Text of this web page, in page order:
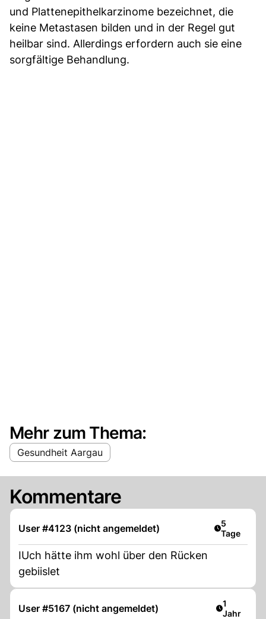
und Plattenepithelkarzinome bezeichnet, die
keine Metastasen bilden und in der Regel gut
heilbar sind. Allerdings erfordern auch sie eine
sorgfältige Behandlung.
Mehr zum Thema:
Gesundheit Aargau
Kommentare
User #4123 (nicht angemeldet) Artikel
5
Tage
IUch hätte ihm wohl über den Rücken
gebiislet
User #5167 (nicht angemeldet) Artikel
1
Jahr